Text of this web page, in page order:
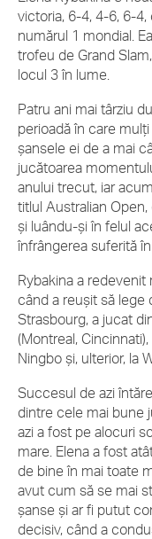
victoria, 6-4, 4-6, 6-
numărul 1 mondial.
trofeu de Grand
locul 3 în lume.
Patru ani mai târziu
perioadă în care
șansele ei de a mai
jucătoarea
anului trecut, iar
titlul Australian
și luându-și în felul
înfrângerea suferită
Rybakina a
când a reușit să lege
Strasbourg, a jucat
(Montreal,
Ningbo și, ulterior, la
Succesul de azi
dintre cele mai bune
azi a fost pe alocuri
mare. Elena a fost
de bine în mai toate
avut cum să se mai
șanse și ar fi putut
decisiv, când a